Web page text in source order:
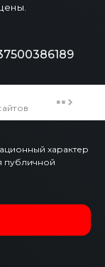
характер
публичной